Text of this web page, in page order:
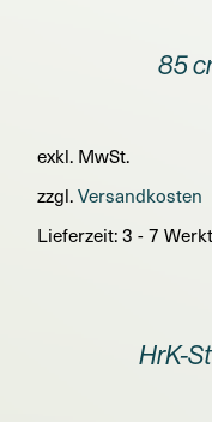
85
exkl. MwSt.
zzgl.Versandkosten
Lieferzeit:3 - 7
HrK-